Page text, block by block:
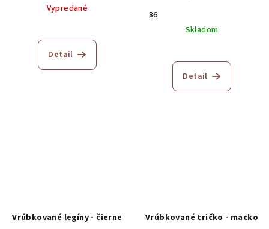
Vypredané
Detail
86
Skladom
Detail
Vrúbkované legíny - čierne Vrúbkované tričko - macko